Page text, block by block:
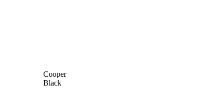
Cooper
Black